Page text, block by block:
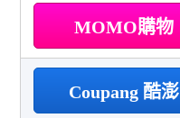
MOMO購物
Coupang 酷澎